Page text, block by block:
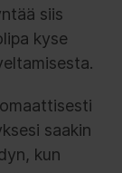
siis
kyse
saakin
kun